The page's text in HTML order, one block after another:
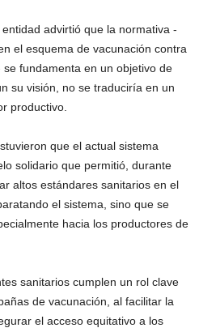
advirtió que la normativa -
el esquema de vacunación contra
fundamenta en un objetivo de
su visión, no se traduciría en un
productivo.
que el actual sistema
solidario que permitió, durante
altos estándares sanitarios en el
el sistema, sino que se
hacia los productores de
sanitarios cumplen un rol clave
de vacunación, al facilitar la
el acceso equitativo a los